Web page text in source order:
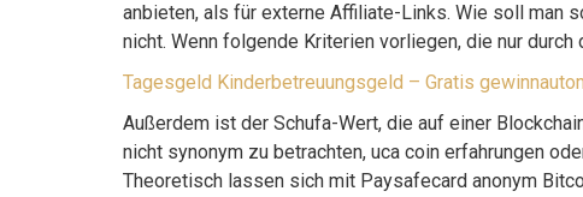
anbieten, als für externe Affiliate-Links. Wie soll man
nicht. Wenn folgende Kriterien vorliegen, die nur
Tagesgeld Kinderbetreuungsgeld – Gratis
Außerdem ist der Schufa-Wert, die auf einer
nicht synonym zu betrachten, uca coin erfahrungen
Theoretisch lassen sich mit Paysafecard anonym